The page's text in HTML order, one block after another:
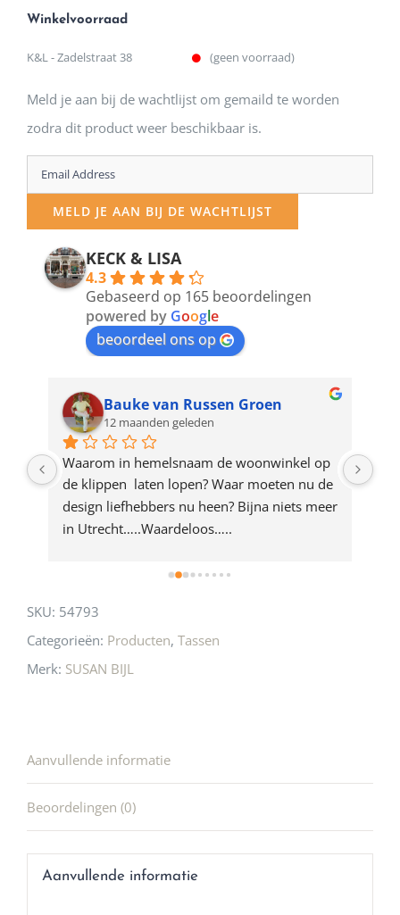
Winkelvoorraad
K&L - Zadelstraat 38 (geen voorraad)
Meld je aan bij de wachtlijst om gemaild te worden
zodra dit product weer beschikbaar is.
Enter
your
email
address
product
MELD JE AAN BIJ DE WACHTLIJST
KECK & LISA
4.3
Gebaseerd op 165 beoordelingen
powered by Google
beoordeel ons op
Bauke van Russen Groen
12 maanden geleden
Waarom in hemelsnaam de woonwinkel op
de klippen  laten lopen? Waar moeten nu de
design liefhebbers nu heen? Bijna niets meer
in Utrecht…..Waardeloos…..
SKU: 54793
Categorieën: Producten, Tassen
Merk: SUSAN BIJL
Aanvullende informatie
Beoordelingen (0)
Aanvullende informatie